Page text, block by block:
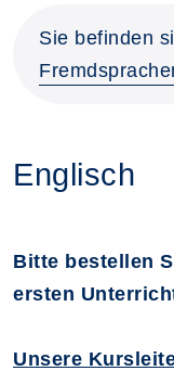
Sie befinden
Englisch
Bitte bestellen
ersten
Unsere